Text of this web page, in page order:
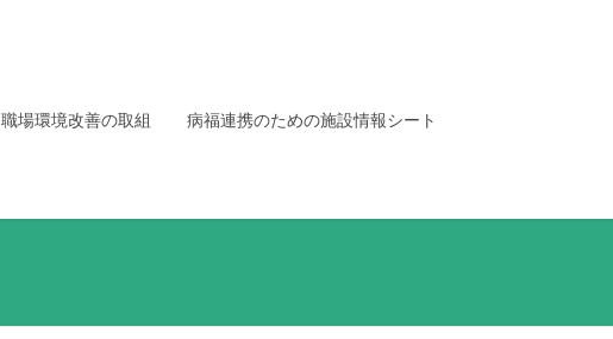
職場環境改善の取組 病福連携のための施設情報シート